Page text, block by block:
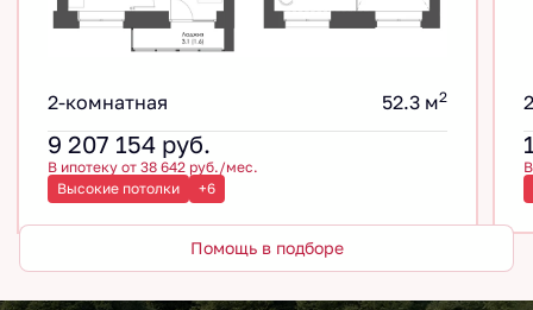
2-комнатная 52.3 м2
9 207 154 руб.
В ипотеку от 38 642 руб./мес.
Высокие потолки
+6
Помощь в подборе